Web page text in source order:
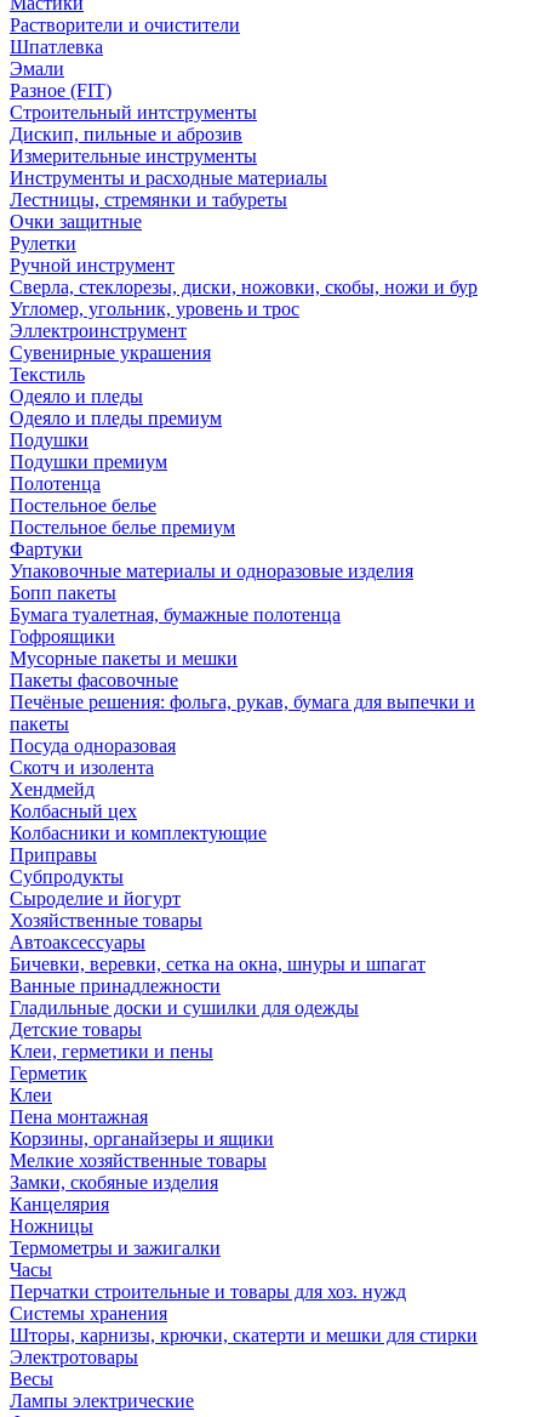
Растворители и очистители
Шпатлевка
Эмали
Разное (FIT)
Строительный интструменты
Дискип, пильные и аброзив
Измерительные инструменты
Инструменты и расходные материалы
Лестницы, стремянки и табуреты
Очки защитные
Рулетки
Ручной инструмент
Сверла, стеклорезы, диски, ножовки, скобы, ножи и бур
Угломер, угольник, уровень и трос
Эллектроинструмент
Сувенирные украшения
Текстиль
Одеяло и пледы
Одеяло и пледы премиум
Подушки
Подушки премиум
Полотенца
Постельное белье
Постельное белье премиум
Фартуки
Упаковочные материалы и одноразовые изделия
Бопп пакеты
Бумага туалетная, бумажные полотенца
Гофроящики
Мусорные пакеты и мешки
Пакеты фасовочные
Печёные решения: фольга, рукав, бумага для выпечки и
пакеты
Посуда одноразовая
Скотч и изолента
Хендмейд
Колбасный цех
Колбасники и комплектующие
Приправы
Субпродукты
Сыроделие и йогурт
Хозяйственные товары
Автоаксессуары
Бичевки, веревки, сетка на окна, шнуры и шпагат
Ванные принадлежности
Гладильные доски и сушилки для одежды
Детские товары
Клеи, герметики и пены
Герметик
Клеи
Пена монтажная
Корзины, органайзеры и ящики
Мелкие хозяйственные товары
Замки, скобяные изделия
Канцелярия
Ножницы
Термометры и зажигалки
Часы
Перчатки строительные и товары для хоз. нужд
Системы хранения
Шторы, карнизы, крючки, скатерти и мешки для стирки
Электротовары
Весы
Лампы электрические